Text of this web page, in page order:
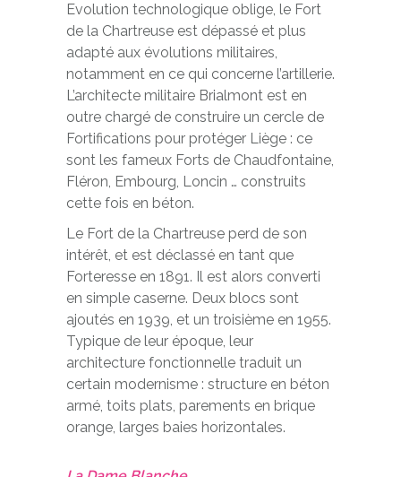
Evolution technologique oblige, le Fort
de la Chartreuse est dépassé et plus
adapté aux évolutions militaires,
notamment en ce qui concerne l’artillerie.
L’architecte militaire Brialmont est en
outre chargé de construire un cercle de
Fortifications pour protéger Liège : ce
sont les fameux Forts de Chaudfontaine,
Fléron, Embourg, Loncin … construits
cette fois en béton.
Le Fort de la Chartreuse perd de son
intérêt, et est déclassé en tant que
Forteresse en 1891. Il est alors converti
en simple caserne. Deux blocs sont
ajoutés en 1939, et un troisième en 1955.
Typique de leur époque, leur
architecture fonctionnelle traduit un
certain modernisme : structure en béton
armé, toits plats, parements en brique
orange, larges baies horizontales.